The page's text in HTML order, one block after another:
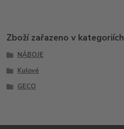
Zboží zařazeno v kategoriích
NÁBOJE
Kulové
GECO